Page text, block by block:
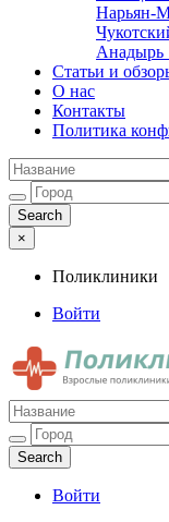
Нарьян-
Анадырь
Статьи и
О нас
Контакты
Политика
×
Поликлиники
Войти
Поликлиники
Взрослые
Войти